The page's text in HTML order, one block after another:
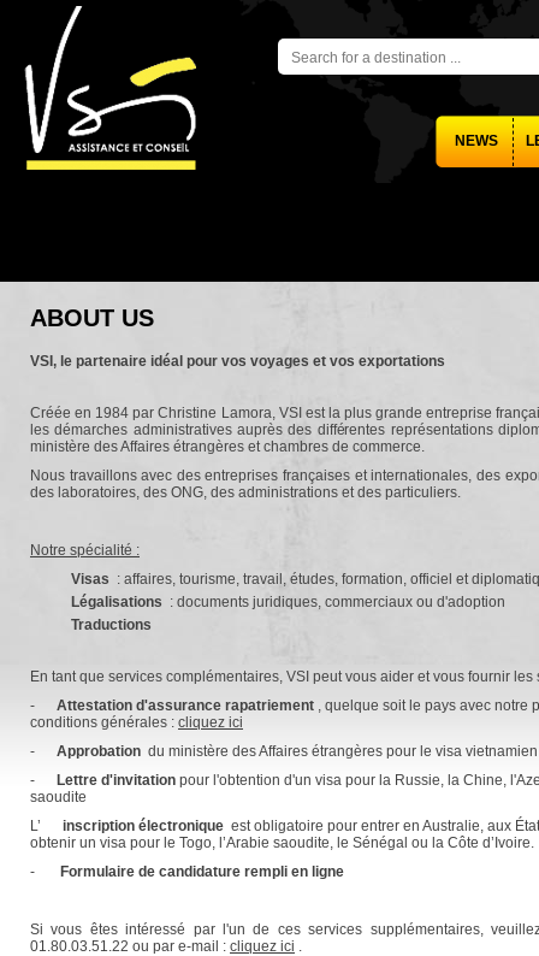
NEWS
ABOUT US
VSI, le partenaire idéal pour vos voyages et vos exportations
Créée en 1984 par Christine Lamora, VSI est la plus grande entreprise
les démarches administratives auprès des différentes représentations
ministère des Affaires étrangères et chambres de commerce.
Nous travaillons avec des entreprises françaises et internationales, des
des laboratoires, des ONG, des administrations et des particuliers.
Notre spécialité :
Visas : affaires, tourisme, travail, études, formation, officiel et
Légalisations : documents juridiques, commerciaux ou d'adoption
Traductions
En tant que services complémentaires, VSI peut vous aider et vous fournir
- Attestation d'assurance rapatriement , quelque soit le pays avec notre
conditions générales : cliquez ici
- Approbation du ministère des Affaires étrangères pour le visa vietnamien
-
Lettre d'invitation pour l'obtention d'un visa pour la Russie, la Chine,
saoudite
L’ inscription électronique est obligatoire pour entrer en Australie, aux
obtenir un visa pour le Togo, l’Arabie saoudite, le Sénégal ou la Côte d’Ivoire.
-
Formulaire de candidature rempli en ligne
Si vous êtes intéressé par l'un de ces services supplémentaires,
01.80.03.51.22 ou par e-mail : cliquez ici .